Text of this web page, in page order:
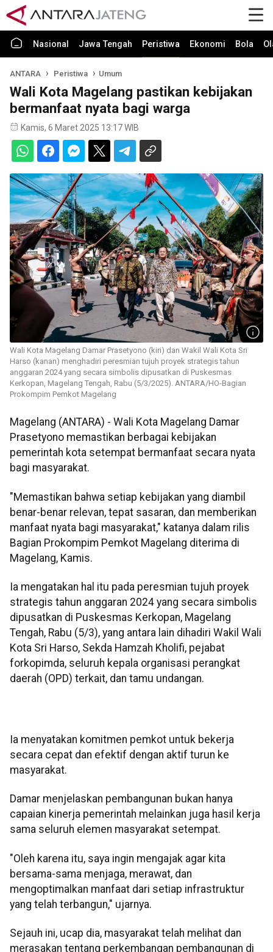
Nasional Jawa Tengah Peristiwa Ekonomi Bola
ANTARA Peristiwa Umum
Wali Kota Magelang pastikan kebijakan
bermanfaat nyata bagi warga
Kamis, 6 Maret 2025 13:17 WIB
Wali Kota Magelang Damar Prasetyono (kiri) dan Wakil Wali Kota Sri
Harso (kanan) menghadiri peresmian tujuh proyek strategis tahun
anggaran 2024 yang secara simbolis dipusatkan di Puskesmas
Kerkopan, Magelang Tengah, Rabu (5/3/2025). ANTARA/HO-Bagian
Prokompim Pemkot Magelang
Magelang (ANTARA) - Wali Kota Magelang Damar
Prasetyono memastikan berbagai kebijakan
pemerintah kota setempat bermanfaat secara nyata
bagi masyarakat.
"Memastikan bahwa setiap kebijakan yang diambil
benar-benar relevan, tepat sasaran, dan memberikan
manfaat nyata bagi masyarakat," katanya dalam rilis
Bagian Prokompim Pemkot Magelang diterima di
Magelang, Kamis.
Ia mengatakan hal itu pada peresmian tujuh proyek
strategis tahun anggaran 2024 yang secara simbolis
dipusatkan di Puskesmas Kerkopan, Magelang
Tengah, Rabu (5/3), yang antara lain dihadiri Wakil Wali
Kota Sri Harso, Sekda Hamzah Kholifi, pejabat
forkopimda, seluruh kepala organisasi perangkat
daerah (OPD) terkait, dan tamu undangan.
Ia menyatakan komitmen pemkot untuk bekerja
secara cepat dan efektif dengan aktif turun ke
masyarakat.
Damar menjelaskan pembangunan bukan hanya
capaian kinerja pemerintah melainkan juga hasil kerja
sama seluruh elemen masyarakat setempat.
"Oleh karena itu, saya ingin mengajak agar kita
bersama-sama menjaga, merawat, dan
mengoptimalkan manfaat dari setiap infrastruktur
yang telah terbangun," ujarnya.
Sejauh ini, ucap dia, masyarakat telah melihat dan
merasakan tentang perkembangan pembangunan di